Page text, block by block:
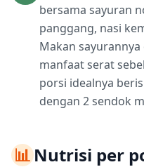
bersama sayuran
panggang, nasi
Makan
manfaat serat
porsi idealnya
dengan 2 sendok
📊Nutrisi per